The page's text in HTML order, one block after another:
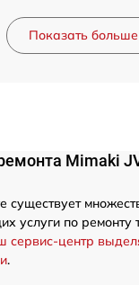
Показать больше
Mimaki
существует
услуги по ремонту
сервис-центр
.